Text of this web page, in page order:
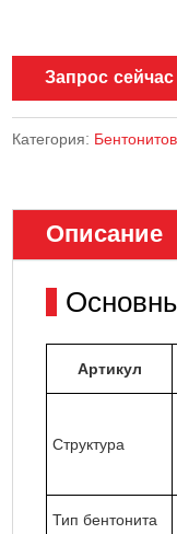
Запрос сейчас
Категория:
Описание
Артикул
Структура
Тип бентонита